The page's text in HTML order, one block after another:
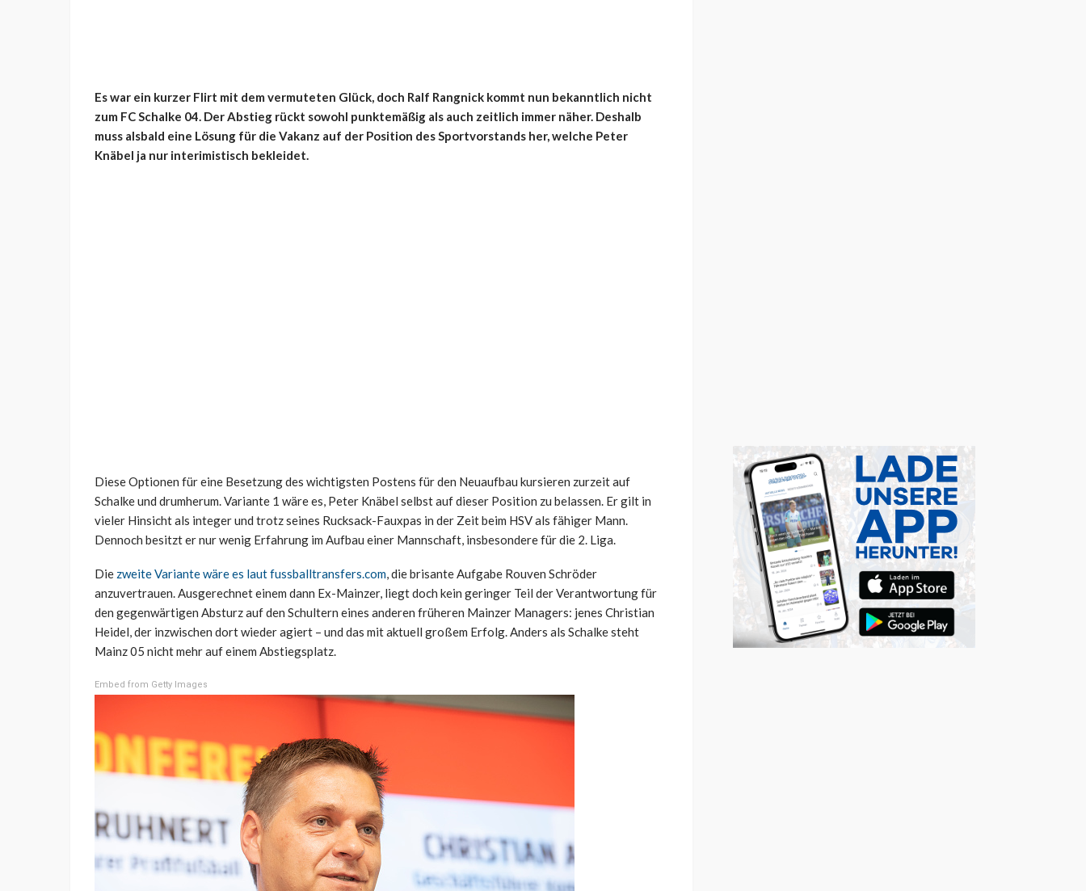
Es war ein kurzer Flirt mit dem vermuteten Glück, doch Ralf Rangnick kommt nun bekanntlich nicht
zum FC Schalke 04. Der Abstieg rückt sowohl punktemäßig als auch zeitlich immer näher. Deshalb
muss alsbald eine Lösung für die Vakanz auf der Position des Sportvorstands her, welche Peter
Knäbel ja nur interimistisch bekleidet.
Diese Optionen für eine Besetzung des wichtigsten Postens für den Neuaufbau kursieren zurzeit auf
Schalke und drumherum. Variante 1 wäre es, Peter Knäbel selbst auf dieser Position zu belassen. Er gilt in
vieler Hinsicht als integer und trotz seines Rucksack-Fauxpas in der Zeit beim HSV als fähiger Mann.
Dennoch besitzt er nur wenig Erfahrung im Aufbau einer Mannschaft, insbesondere für die 2. Liga.
Die zweite Variante wäre es laut fussballtransfers.com, die brisante Aufgabe Rouven Schröder
anzuvertrauen. Ausgerechnet einem dann Ex-Mainzer, liegt doch kein geringer Teil der Verantwortung für
den gegenwärtigen Absturz auf den Schultern eines anderen früheren Mainzer Managers: jenes Christian
Heidel, der inzwischen dort wieder agiert – und das mit aktuell großem Erfolg. Anders als Schalke steht
Mainz 05 nicht mehr auf einem Abstiegsplatz.
Embed from Getty Images